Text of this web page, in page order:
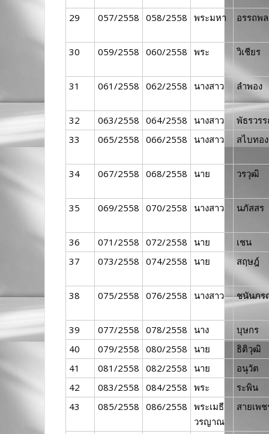
29 057/2558 058/2558 พระมหา อรรถพล
30 059/2558 060/2558 พระ วิเชียร
31 061/2558 062/2558 นางสาว ลำพอง
32 063/2558 064/2558 นางสาว
พัธรวร
33
065/2558 066/2558 นางสาว สไบทอง
34 067/2558 068/2558 นาย วรวุฒิ
35 069/2558 070/2558 นางสาว นภัสสร
36 071/2558 072/2558 นาย
เชน
37
073/2558 074/2558 นาย สฤษฎ์
38 075/2558 076/2558 นางสาว ชนันภ
39 077/2558 078/2558 นาง
บุษกร
40
079/2558 080/2558 นาย
ธิติวุฒิ
41
081/2558 082/2558 นาย
อนุวัต
42
083/2558 084/2558 พระ
ระพิน
43
085/2558 086/2558 พระเมธี
วรญาณ
สายเพช